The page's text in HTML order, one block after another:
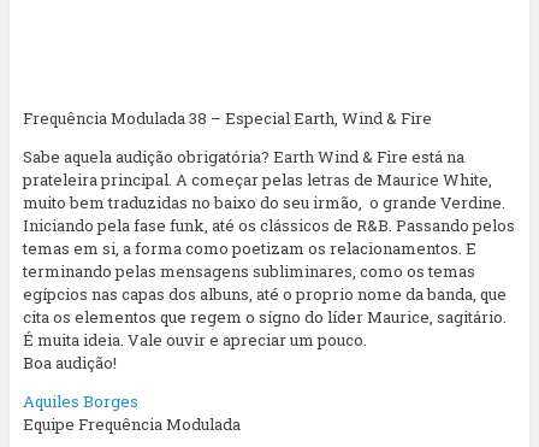
Frequência Modulada 38 – Especial Earth, Wind & Fire
Sabe aquela audição obrigatória? Earth Wind & Fire está na
prateleira principal. A começar pelas letras de Maurice White,
muito bem traduzidas no baixo do seu irmão, o grande Verdine.
Iniciando pela fase funk, até os clássicos de R&B. Passando pelos
temas em si, a forma como poetizam os relacionamentos. E
terminando pelas mensagens subliminares, como os temas
egípcios nas capas dos albuns, até o proprio nome da banda, que
cita os elementos que regem o sígno do líder Maurice, sagitário.
É muita ideia. Vale ouvir e apreciar um pouco.
Boa audição!
Aquiles Borges
Equipe Frequência Modulada